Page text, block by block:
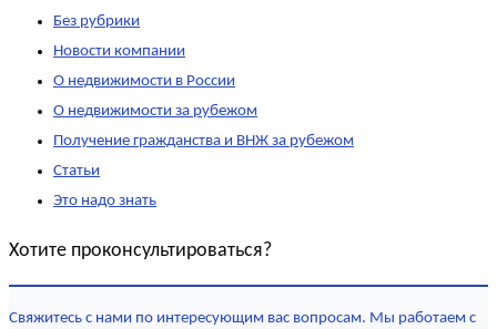
Без рубрики
Новости компании
О недвижимости в России
О недвижимости за рубежом
Получение гражданства и ВНЖ за рубежом
Статьи
Это надо знать
Хотите проконсультироваться?
Свяжитесь с нами по интересующим вас вопросам. Мы работаем с